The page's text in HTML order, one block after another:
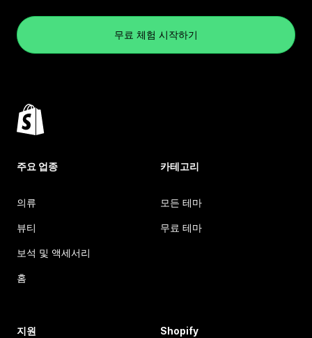
무료 체험 시작하기
주요 업종
의류
뷰티
보석 및 액세서리
홈
카테고리
모든 테마
무료 테마
지원 Shopify